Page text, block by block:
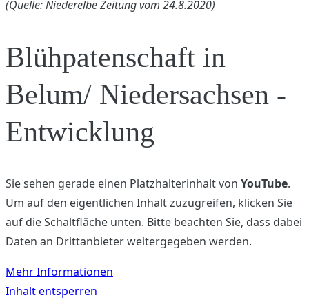
(Quelle: Niederelbe Zeitung vom 24.8.2020)
Blühpatenschaft in
Belum/ Niedersachsen -
Entwicklung
Sie sehen gerade einen Platzhalterinhalt von YouTube.
Um auf den eigentlichen Inhalt zuzugreifen, klicken Sie
auf die Schaltfläche unten. Bitte beachten Sie, dass dabei
Daten an Drittanbieter weitergegeben werden.
Mehr Informationen
Inhalt entsperren